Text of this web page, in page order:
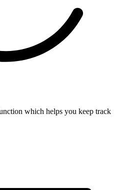
which helps you keep track